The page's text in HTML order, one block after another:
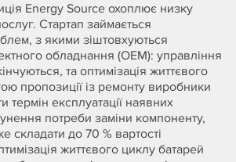
Energy Source охоплює низку
Стартап займається
з якими зіштовхуються
обладнання (OEM): управління
та оптимізація життєвого
пропозиції із ремонту виробники
термін експлуатації наявних
потреби заміни компоненту,
складати до 70 % вартості
життєвого циклу батарей